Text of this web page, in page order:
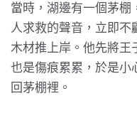
當時，湖邊有一個茅棚
人求救的聲音，立即不
木材推上岸。他先將王
也是傷痕累累，於是小
回茅棚裡。